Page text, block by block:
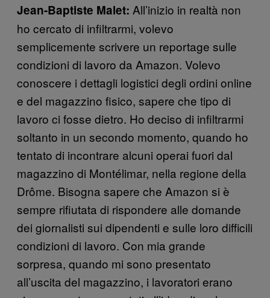
Jean-Baptiste Malet: All’inizio in realtà non
ho cercato di infiltrarmi, volevo
semplicemente scrivere un reportage sulle
condizioni di lavoro da Amazon. Volevo
conoscere i dettagli logistici degli ordini online
e del magazzino fisico, sapere che tipo di
lavoro ci fosse dietro. Ho deciso di infiltrarmi
soltanto in un secondo momento, quando ho
tentato di incontrare alcuni operai fuori dal
magazzino di Montélimar, nella regione della
Drôme. Bisogna sapere che Amazon si è
sempre rifiutata di rispondere alle domande
dei giornalisti sui dipendenti e sulle loro difficili
condizioni di lavoro. Con mia grande
sorpresa, quando mi sono presentato
all’uscita del magazzino, i lavoratori erano